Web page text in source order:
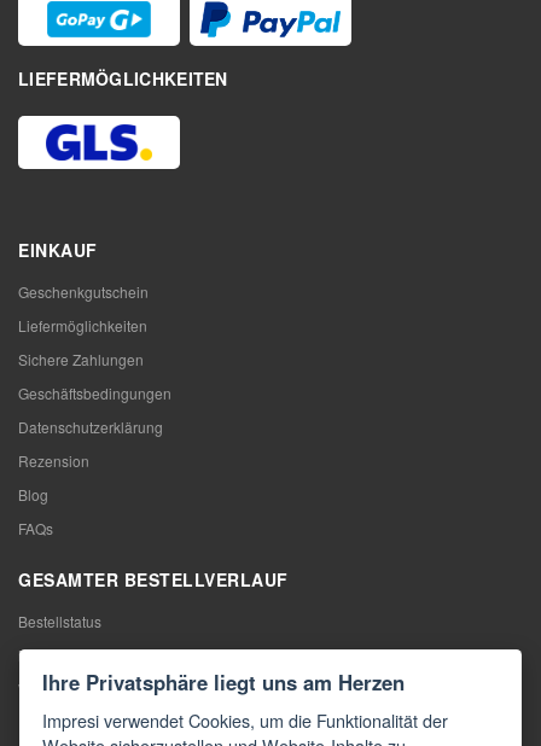
LIEFERMÖGLICHKEITEN
EINKAUF
Geschenkgutschein
Liefermöglichkeiten
Sichere Zahlungen
Geschäftsbedingungen
Datenschutzerklärung
Rezension
Blog
FAQs
GESAMTER BESTELLVERLAUF
Bestellstatus
Meine Bestellung
Warentausch
Rücktritt vom Vertrag
Ihre Privatsphäre liegt uns am Herzen
Impresi verwendet Cookies, um die Funktionalität der